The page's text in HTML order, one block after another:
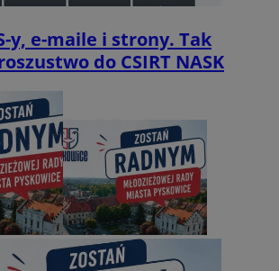
y, e-maile i strony. Tak
do CSIRT NASK